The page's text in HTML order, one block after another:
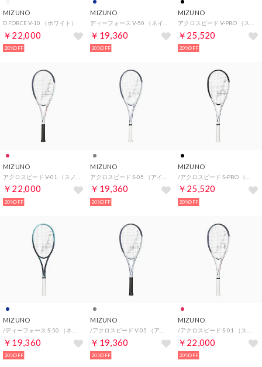
MIZUNO
D FORCE V-10 （ホワイト）
￥22,000
20%OFF
MIZUNO
￥19,360
20%OFF
MIZUNO
￥25,520
20%OFF
MIZUNO
￥22,000
20%OFF
MIZUNO
￥19,360
20%OFF
MIZUNO
￥25,520
20%OFF
MIZUNO
￥19,360
20%OFF
MIZUNO
￥19,360
20%OFF
MIZUNO
￥22,000
20%OFF